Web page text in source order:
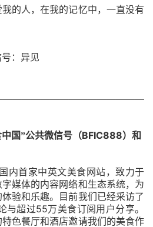
的人，在我的记忆中，一直没有
：异见
中国”公共微信号（BFIC888）和
内首家中英文美食网站，致力于
媒体的内容网络和生态系统，为
验和乐趣。目前我们已经采访了
与超过55万美食订阅用户分享。
色餐厅和酒店邀请我们的美食作